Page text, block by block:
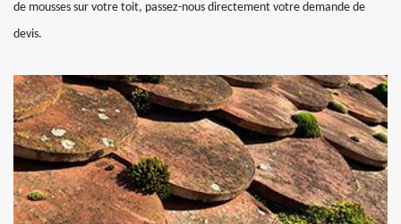
de mousses sur votre toit, passez-nous directement votre demande de
devis.